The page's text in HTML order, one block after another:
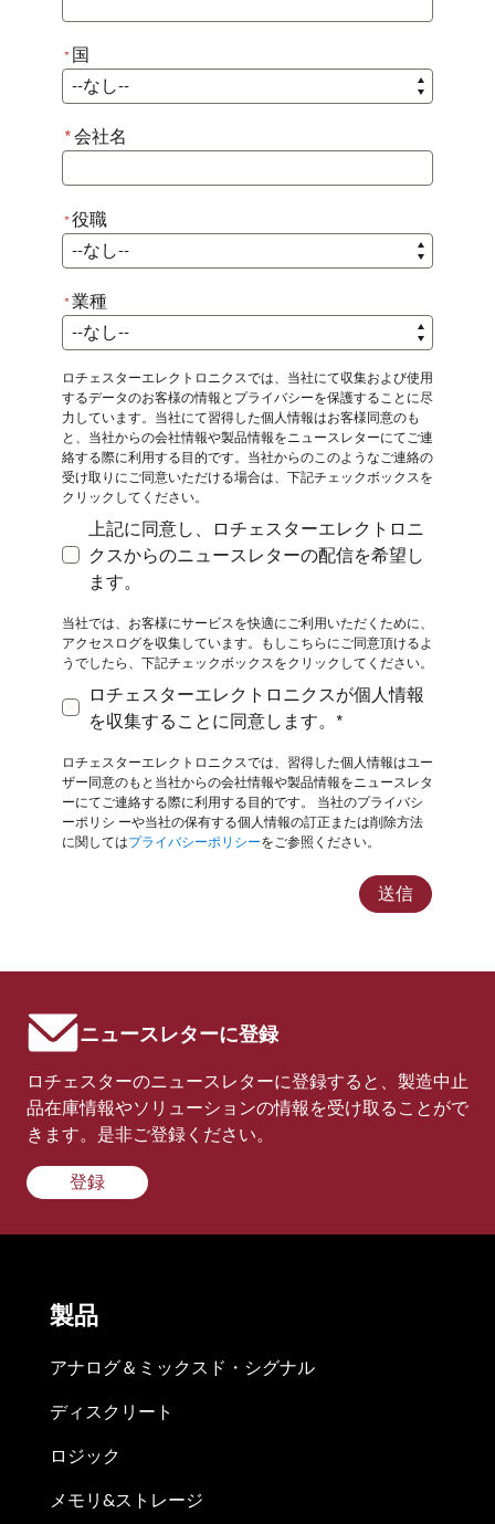
*国
* 国
*会社名
*役職
*
役職
*業種
*
業種
ロチェスターエレクトロニクスでは、当社にて収集および使用
するデータのお客様の情報とプライバシーを保護することに尽
力しています。当社にて習得した個人情報はお客様同意のも
と、当社からの会社情報や製品情報をニュースレターにてご連
絡する際に利用する目的です。当社からのこのようなご連絡の
受け取りにご同意いただける場合は、下記チェックボックスを
クリックしてください。
上記に同意し、ロチェスターエレクトロニクスか
上記に同意し、ロチェスターエレクトロニ
クスからのニュースレターの配信を希望し
ます。
当社では、お客様にサービスを快適にご利用いただくために、
アクセスログを収集しています。もしこちらにご同意頂けるよ
うでしたら、下記チェックボックスをクリックしてください。
ロチェスターエレクトロニクスが個人情報を収集
ロチェスターエレクトロニクスが個人情報
を収集することに同意します。*
ロチェスターエレクトロニクスでは、習得した個人情報はユー
ザー同意のもと当社からの会社情報や製品情報をニュースレタ
ーにてご連絡する際に利用する目的です。 当社のプライバシ
ーポリシ ーや当社の保有する個人情報の訂正または削除方法
に関してはプライバシーポリシーをご参照ください。
送信
ニュースレターに登録
ロチェスターのニュースレターに登録すると、製造中止
品在庫情報やソリューションの情報を受け取ることがで
きます。是非ご登録ください。
登録
製品
アナログ＆ミックスド・シグナル
ディスクリート
ロジック
メモリ&ストレージ